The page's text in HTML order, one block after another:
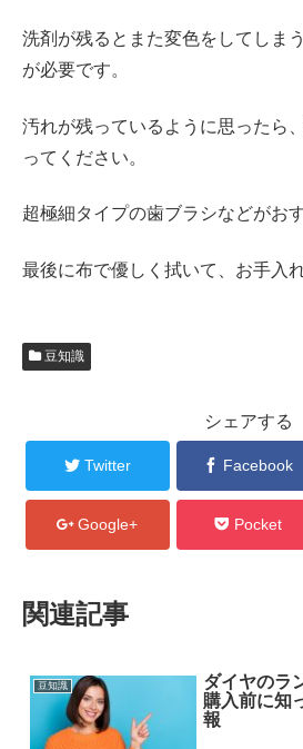
洗剤が残るとまた変色をしてしま
が必要です。
汚れが残っているように思ったら
ってください。
超極細タイプの歯ブラシなどがお
最後に布で優しく拭いて、お手入
豆知識
シェアする
Twitter Facebook
Google+ Pocket
関連記事
豆知識
ダイヤのラ
購入前に知
報